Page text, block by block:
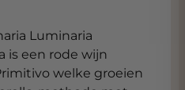
Luminaria
is een rode wijn
welke groeien